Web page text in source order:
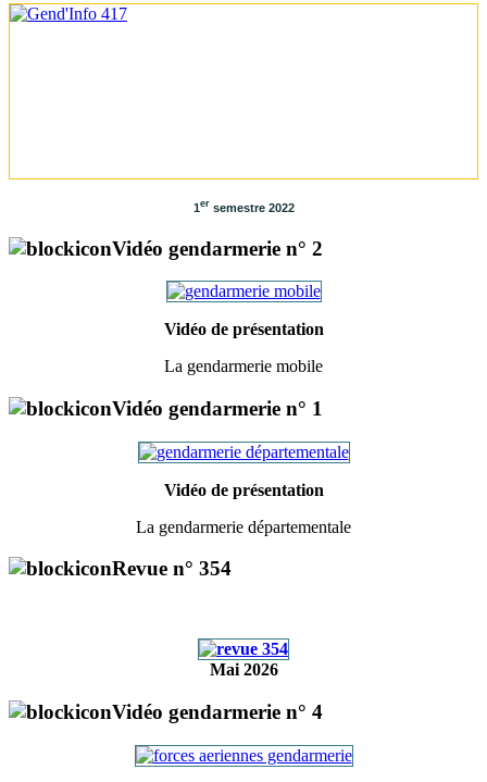
1er semestre 2022
Vidéo gendarmerie n° 2
Vidéo de présentation
La gendarmerie mobile
Vidéo gendarmerie n° 1
Vidéo de présentation
La gendarmerie départementale
Revue n° 354
Mai 2026
Vidéo gendarmerie n° 4